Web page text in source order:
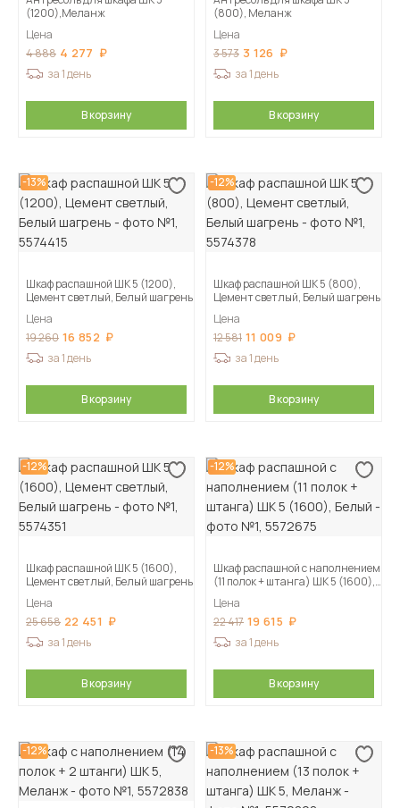
(1200),Меланж
Цена
4 888 4 277
за 1 день
В корзину
(800), Меланж
Цена
3 573 3 126
за 1 день
В корзину
-13%
Шкаф распашной ШК 5 (1200),
Цемент светлый, Белый шагрень
Цена
19 260 16 852
за 1 день
В корзину
-12%
Шкаф распашной ШК 5 (800),
Цемент светлый, Белый шагрень
Цена
12 581 11 009
за 1 день
В корзину
-12%
Шкаф распашной ШК 5 (1600),
Цемент светлый, Белый шагрень
Цена
25 658 22 451
за 1 день
В корзину
-12%
Шкаф распашной с наполнением
(11 полок + штанга) ШК 5 (1600),
Цена
22 417 19 615
за 1 день
В корзину
-12% -13%